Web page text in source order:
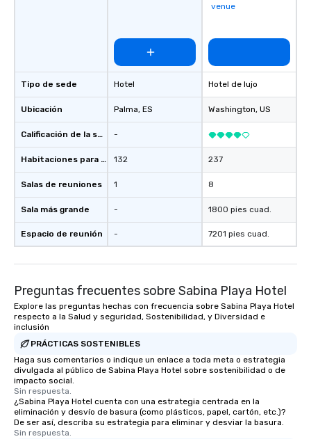
Tipo de sede
Ubicación
Calificación de la sede
Habitaciones para huéspedes
Salas de reuniones
Sala más grande
Espacio de reunión
Hotel
Palma, ES
-
132
1
-
-
venue
Hotel de lujo
Washington, US
237
8
1800 pies cuad.
7201 pies cuad.
Preguntas frecuentes sobre Sabina Playa Hotel
Explore las preguntas hechas con frecuencia sobre Sabina Playa Hotel
respecto a la Salud y seguridad, Sostenibilidad, y Diversidad e
inclusión
PRÁCTICAS SOSTENIBLES
Haga sus comentarios o indique un enlace a toda meta o estrategia
divulgada al público de Sabina Playa Hotel sobre sostenibilidad o de
impacto social.
Sin respuesta.
¿Sabina Playa Hotel cuenta con una estrategia centrada en la
eliminación y desvío de basura (como plásticos, papel, cartón, etc.)?
De ser así, describa su estrategia para eliminar y desviar la basura.
Sin respuesta.